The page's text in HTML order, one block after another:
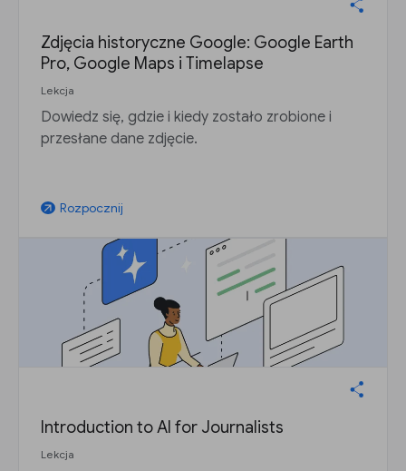
Zdjęcia historyczne Google: Google Earth
Pro, Google Maps i Timelapse
Lekcja
Dowiedz się, gdzie i kiedy zostało zrobione i
przesłane dane zdjęcie.
arrow_outward Rozpocznij
Introduction to AI for Journalists
Lekcja